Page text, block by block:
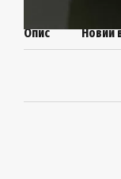
Опис Новий